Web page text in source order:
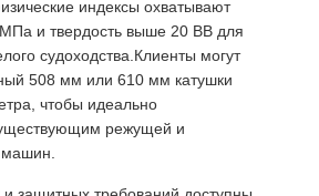
индексы охватывают
и твердость выше 20 ВВ для
судоходства.Клиенты могут
508 мм или 610 мм катушки
чтобы идеально
режущей и